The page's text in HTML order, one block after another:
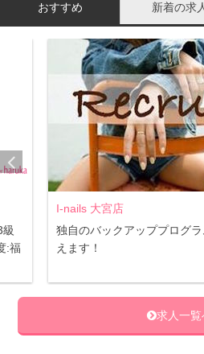
おすすめ 新着の求
:福
I-nails 大宮店
独自のバックアッププログ
えます！
求人一覧